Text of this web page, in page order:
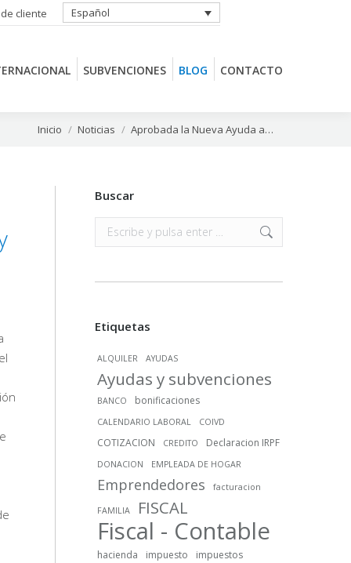
cliente Español
SUBVENCIONES BLOG CONTACTO
Estás aquí:
Inicio Noticias Aprobada la Nueva Ayuda a…
Buscar
Buscar:
Etiquetas
ALQUILER AYUDAS
Ayudas y subvenciones
BANCO bonificaciones
CALENDARIO LABORAL COIVD
COTIZACION CREDITO Declaracion IRPF
DONACION EMPLEADA DE HOGAR
Emprendedores facturacion
FAMILIA FISCAL
Fiscal - Contable
hacienda impuesto
impuestos